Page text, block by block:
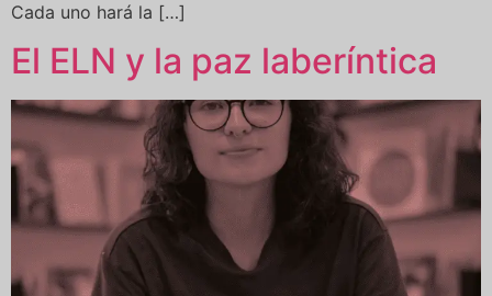
Cada uno hará la […]
El ELN y la paz laberíntica